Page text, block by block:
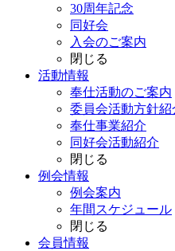
30周年記念
同好会
入会のご案内
閉じる
活動情報
奉仕活動のご案内
委員会活動方針紹
奉仕事業紹介
同好会活動紹介
閉じる
例会情報
例会案内
年間スケジュール
閉じる
会員情報